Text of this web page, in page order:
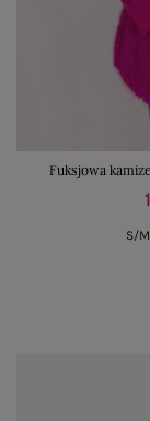
Fuksjowa
S/M